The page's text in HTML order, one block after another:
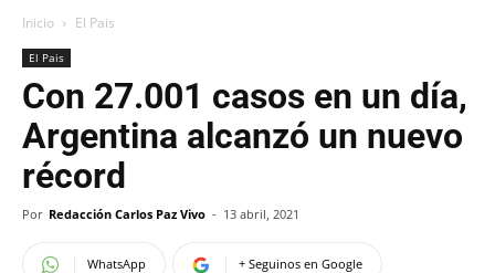
Inicio El Pais
El Pais
Con 27.001 casos en un día,
Argentina alcanzó un nuevo
récord
Por Redacción Carlos Paz Vivo - 13 abril, 2021
WhatsApp + Seguinos en Google